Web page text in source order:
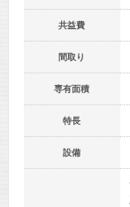
共益費
間取り
専有面積
特長
設備